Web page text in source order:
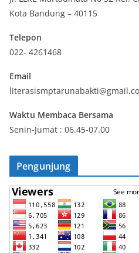
Kota Bandung – 40115
Telepon
022- 4261468
Email
Waktu Membaca Bersama
Senin-Jumat : 06.45-07.00
Pengunjung